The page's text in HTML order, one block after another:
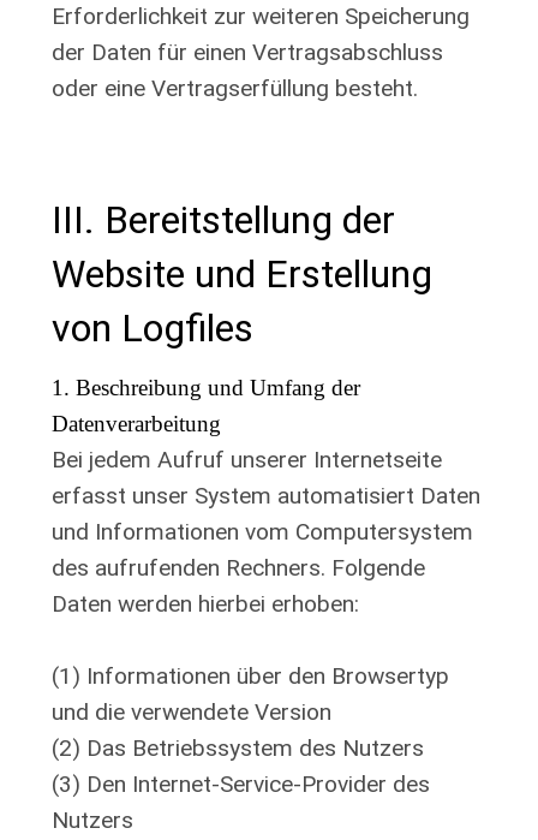
Erforderlichkeit zur weiteren Speicherung
der Daten für einen Vertragsabschluss
oder eine Vertragserfüllung besteht.
III. Bereitstellung der
Website und Erstellung
von Logfiles
1. Beschreibung und Umfang der
Datenverarbeitung
Bei jedem Aufruf unserer Internetseite
erfasst unser System automatisiert Daten
und Informationen vom Computersystem
des aufrufenden Rechners. Folgende
Daten werden hierbei erhoben:
(1) Informationen über den Browsertyp
und die verwendete Version
(2) Das Betriebssystem des Nutzers
(3) Den Internet-Service-Provider des
Nutzers